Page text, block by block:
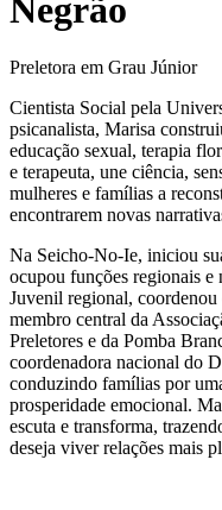
Negrão
Preletora em Grau Júnior
Cientista Social pela
psicanalista, Marisa
educação sexual, terapia
e terapeuta, une ciência,
mulheres e famílias a
encontrarem novas
Na Seicho-No-Ie, iniciou
ocupou funções regionais
Juvenil regional,
membro central da
Preletores e da Pomba
coordenadora nacional do
conduzindo famílias por
prosperidade emocional.
escuta e transforma,
deseja viver relações mais